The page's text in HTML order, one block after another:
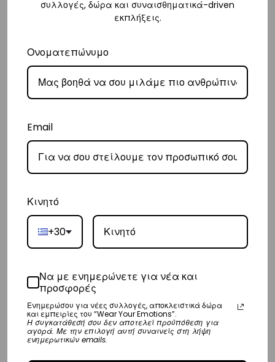
Women’s WRAP Hoodie
€89,00
S
Women’s WRAP Jogger
Sweatpant
Copyright © Vasiliki World 2025 ΑΡ. Γ.Ε.ΜΗ.: 173547301000
Emotions
Sports Club
Wholesale
Stores
συλλογές, δώρα και συναισθηματικά-driven
εκπλήξεις.
Ονοματεπώνυμο
Email
Κινητό
+30
Να με ενημερώνετε για νέα και
προσφορές
Ενημερώσου για νέες συλλογές, αποκλειστικά δώρα
και εμπειρίες του “Wear Your Emotions”.
Η συγκατάθεσή σου δεν αποτελεί προϋπόθεση για
αγορά. Με την επιλογή αυτή συναινείς στη λήψη
ενημερωτικών emails.